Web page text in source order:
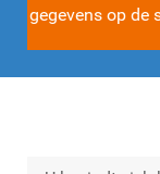
gegevens op de